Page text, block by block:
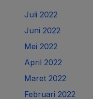
Juli 2022
Juni 2022
Mei 2022
April 2022
Maret 2022
Februari 2022